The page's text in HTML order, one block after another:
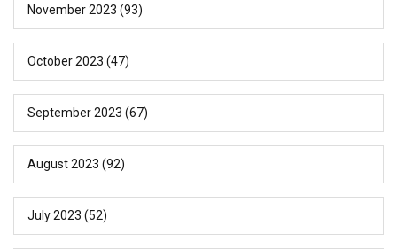
November 2023 (93)
October 2023 (47)
September 2023 (67)
August 2023 (92)
July 2023 (52)